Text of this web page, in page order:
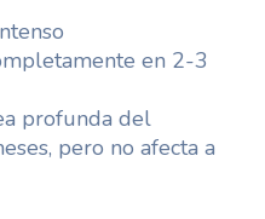
en 2-3
profunda del
pero no afecta a